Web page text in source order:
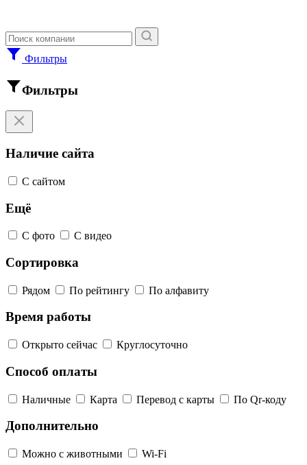
Фильтры
Фильтры
Наличие сайта
С сайтом
Ещё
С фото С видео
Сортировка
Рядом По рейтингу По алфавиту
Время работы
Открыто сейчас Круглосуточно
Способ оплаты
Наличные Карта Перевод с карты По Qr-коду
Дополнительно
Можно с животными Wi-Fi